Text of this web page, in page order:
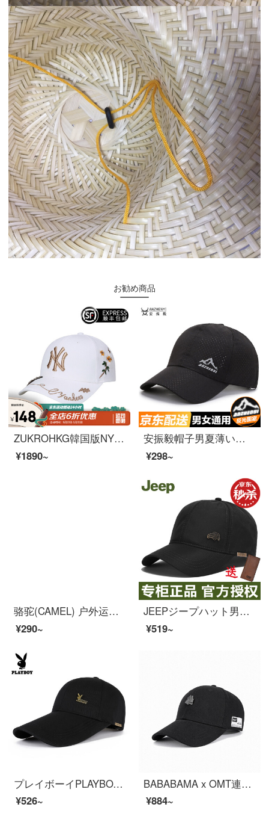
お勧め商品
ZUKROHKG韓国版NY野球帽トレンド刺繍帽子男女通用Ny帽子四季調節可能なハンチング帽漁師帽白小蜂NY
¥1890~
安振毅帽子男夏薄い日よけ鴨舌帽屋外速乾帽女レジャー透過性の高い日よけ釣り太陽野球帽反射透過性【黒】
¥298~
骆驼(CAMEL) 户外运动帽子男女鸭舌帽透气棒球帽遮阳太阳帽遮脸帽子 A8S3ML2109 白色-1
¥290~
JEEPジープハット男性新品アウトドアハット帽子帽子ファッションカジュアル帽子帽子サンバイザー野球帽欧米潮黒調節できます。
¥519~
プレイボーイPLAYBOY帽子男性クラシックベースハットの長い軒先がおしゃれな潮流のハンチングサンバイザー男子帽子B-07黒【55-60 cm調節可能】
¥526~
BABABAMA x OMT連名のオリジナルブランドブランドの野球帽ヒップホップ男女レジャーアウトドア鴨帽スポーツサンバイザーカップル帽子ブラックフリーサイズ
¥884~